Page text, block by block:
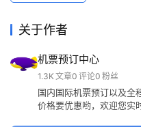
关于作者
机票预订中心
1.3K 文章0 评论0 粉丝
国内国际机票预订以及全
价格要优惠哟，欢迎您实